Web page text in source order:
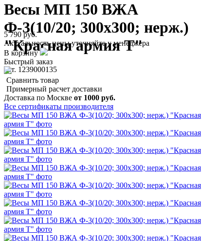
Весы МП 150 ВЖА
Ф-3(10/20; 300х300; нерж.)
"Красная армия Т"
арт. 1239000135
5 790 руб.
Актуальность цены уточняйте у менеджера
В корзину
Быстрый заказ
Сравнить товар
Примерный расчет доставки
Доставка по Москве от 1000 руб.
Все сертификаты производителя